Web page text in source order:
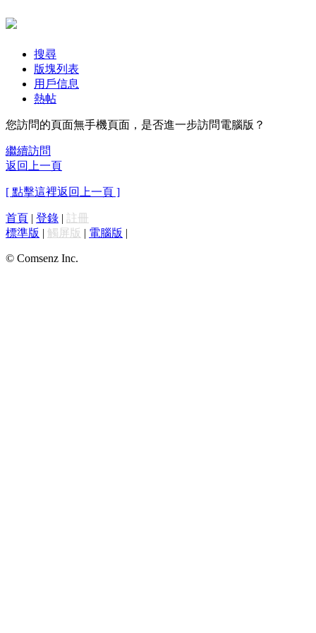
搜尋
版塊列表
用戶信息
熱帖
您訪問的頁面無手機頁面，是否進一步訪問電腦版？
繼續訪問
返回上一頁
[ 點擊這裡返回上一頁 ]
首頁 | 登錄 | 註冊
標準版 | 觸屏版 | 電腦版 |
© Comsenz Inc.